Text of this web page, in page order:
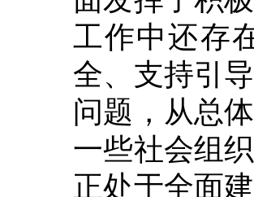
工作中还存
全、支持引
问题，从总
一些社会组
正处于全面